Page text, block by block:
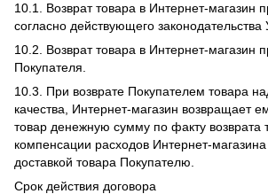
10.1. Возврат товара в Интернет-магазин
согласно действующего законодательства
10.2. Возврат товара в Интернет-магазин
Покупателя.
10.3. При возврате Покупателем товара
качества, Интернет-магазин возвращает
товар денежную сумму по факту возврата
компенсации расходов Интернет-
доставкой товара Покупателю.
Срок действия договора